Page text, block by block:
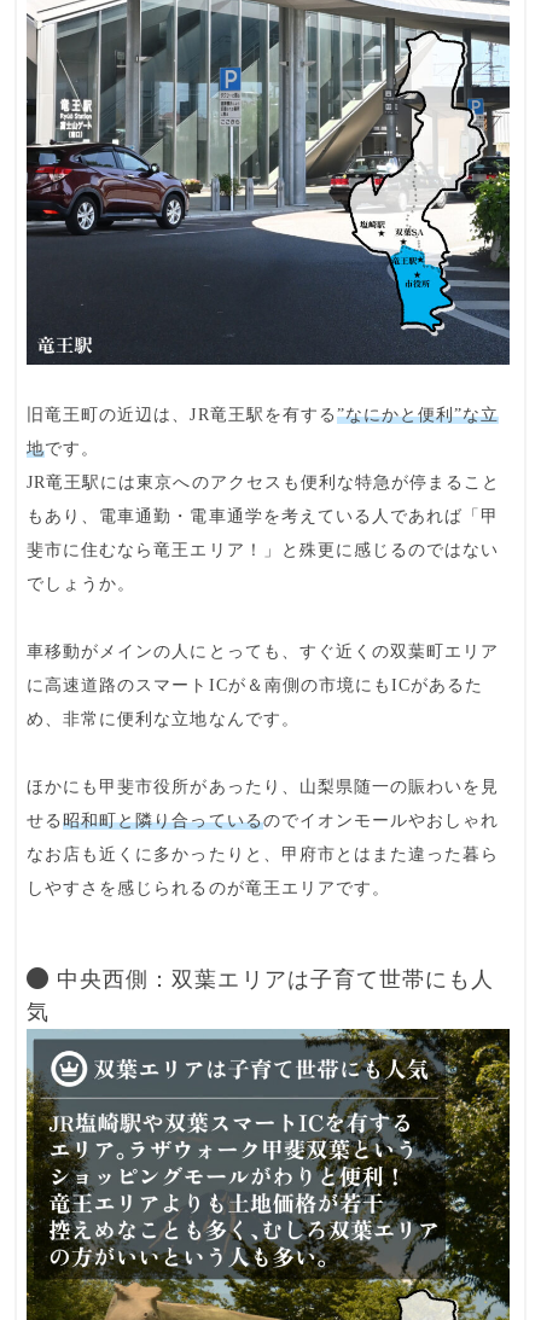
旧竜王町の近辺は、JR竜王駅 を有する ”なにかと便利”な立
地です。
JR竜王駅には東京へのアクセスも便利な特急が停まること
もあり、電車通勤・電車通学を考えている人であれば「甲
斐市に住むなら竜王エリア！」と殊更に感じるのではない
でしょうか。
車移動がメインの人にとっても、すぐ近くの双葉町エリア
に 高速道路のスマートICが＆南側の市境にもICがあるた
め、非常に便利な立地なんです。
ほかにも 甲斐市役所があったり、山梨県随一の賑わいを見
せる昭和町と隣り合っているのでイオンモールやおしゃれ
なお店も近くに多かったりと、 甲府市とはまた違った暮ら
しやすさ を感じられるのが竜王エリアです。
中央西側：双葉エリアは子育て世帯にも人
気